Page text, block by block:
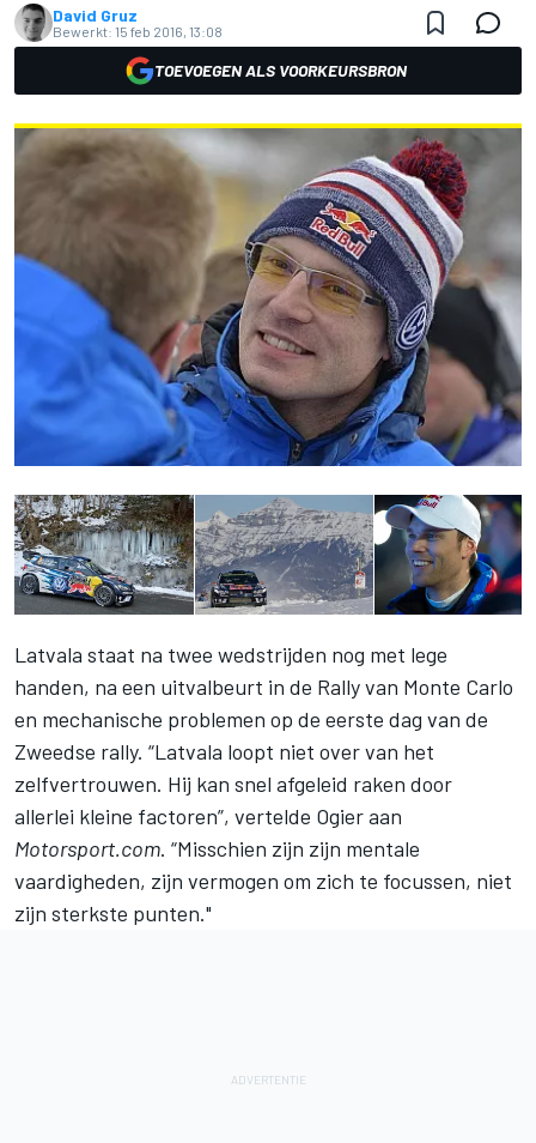
David Gruz
Bewerkt: 15 feb 2016, 13:08
TOEVOEGEN ALS VOORKEURSBRON
Latvala staat na twee wedstrijden nog met lege
handen, na een uitvalbeurt in de Rally van Monte Carlo
en mechanische problemen op de eerste dag van de
Zweedse rally. “Latvala loopt niet over van het
zelfvertrouwen. Hij kan snel afgeleid raken door
allerlei kleine factoren”, vertelde Ogier aan
Motorsport.com. “Misschien zijn zijn mentale
vaardigheden, zijn vermogen om zich te focussen, niet
zijn sterkste punten."